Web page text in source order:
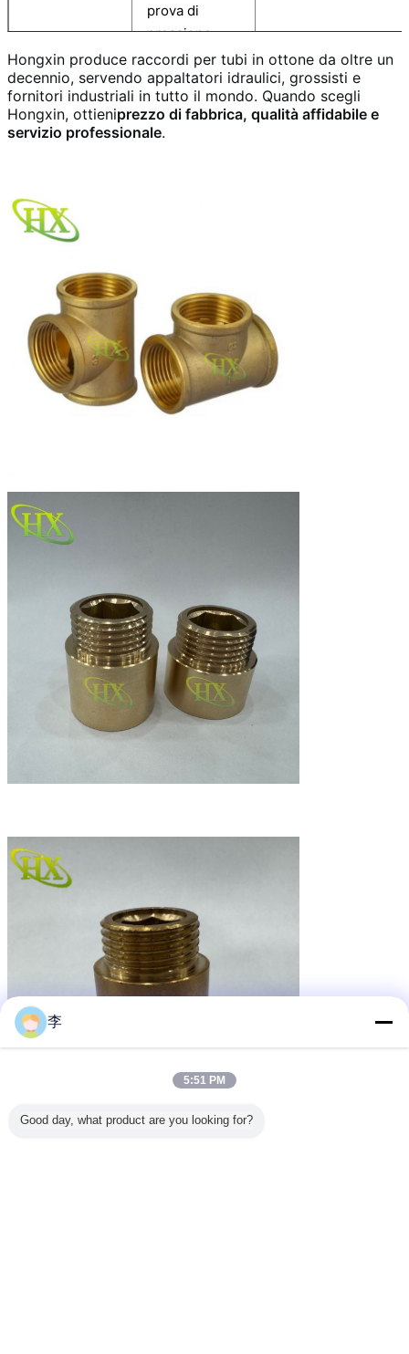
prova di
pressione
Flessibilità
standard del filo
BSP / NPT /
BSPT –
produciamo tutti
i tipi
materiali
Tempi di
consegna rapidi
10-20 giorni per
ordini
all'ingrosso
Servizio
Logo
personalizzato,
Esperienza di
esportazione
Africa
Hongxin produce raccordi per tubi in ottone da oltre un
decennio, servendo appaltatori idraulici, grossisti e
fornitori industriali in tutto il mondo. Quando scegli
Hongxin, ottieniprezzo di fabbrica, qualità affidabile e
servizio professionale.
李
5:51 PM
Good day, what product are you looking for?